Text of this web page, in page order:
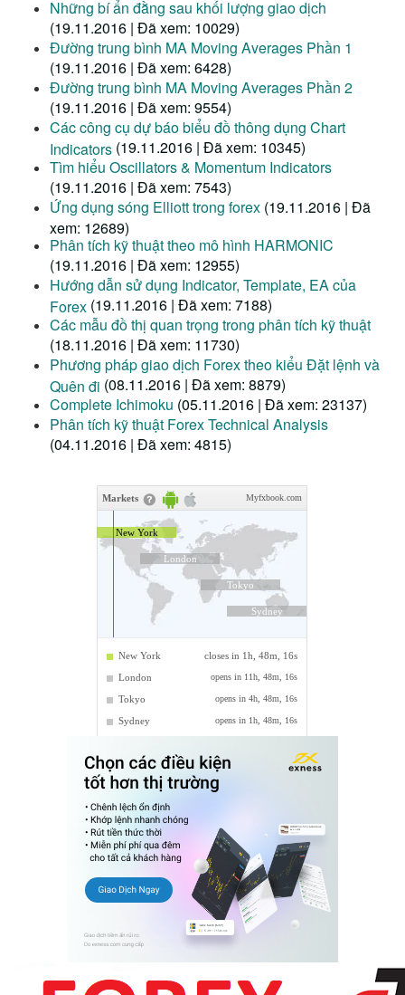
Những bí ẩn đằng sau khối lượng giao dịch
(19.11.2016 | Đã xem: 10029)
Đường trung bình MA Moving Averages Phần 1
(19.11.2016 | Đã xem: 6428)
Đường trung bình MA Moving Averages Phần 2
(19.11.2016 | Đã xem: 9554)
Các công cụ dự báo biểu đồ thông dụng Chart
Indicators (19.11.2016 | Đã xem: 10345)
Tìm hiểu Oscillators & Momentum Indicators
(19.11.2016 | Đã xem: 7543)
Ứng dụng sóng Elliott trong forex (19.11.2016 | Đã
xem: 12689)
Phân tích kỹ thuật theo mô hình HARMONIC
(19.11.2016 | Đã xem: 12955)
Hướng dẫn sử dụng Indicator, Template, EA của
Forex (19.11.2016 | Đã xem: 7188)
Các mẫu đồ thị quan trọng trong phân tích kỹ thuật
(18.11.2016 | Đã xem: 11730)
Phương pháp giao dịch Forex theo kiểu Đặt lệnh và
Quên đi (08.11.2016 | Đã xem: 8879)
Complete Ichimoku (05.11.2016 | Đã xem: 23137)
Phân tích kỹ thuật Forex Technical Analysis
(04.11.2016 | Đã xem: 4815)